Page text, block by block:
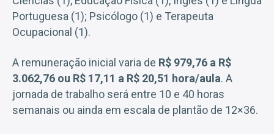
Portuguesa (1); Psicólogo (1) e Terapeuta
Ocupacional (1).
A remuneração inicial varia de R$ 979,76 a R$
3.062,76 ou R$ 17,11 a R$ 20,51 hora/aula. A
jornada de trabalho será entre 10 e 40 horas
semanais ou ainda em escala de plantão de 12×36.